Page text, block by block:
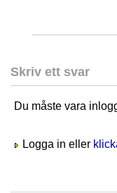
Skriv ett svar
Du måste vara
Logga in eller